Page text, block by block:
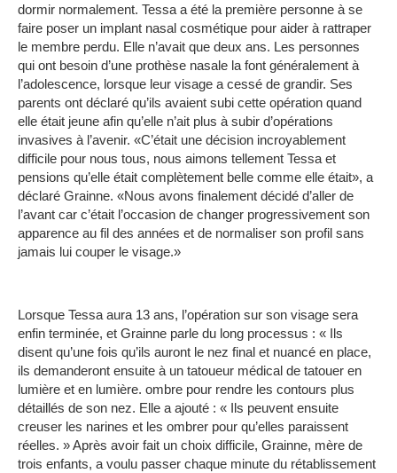
dormir normalement. Tessa a été la première personne à se
faire poser un implant nasal cosmétique pour aider à rattraper
le membre perdu. Elle n’avait que deux ans. Les personnes
qui ont besoin d’une prothèse nasale la font généralement à
l’adolescence, lorsque leur visage a cessé de grandir. Ses
parents ont déclaré qu’ils avaient subi cette opération quand
elle était jeune afin qu’elle n’ait plus à subir d’opérations
invasives à l’avenir. «C’était une décision incroyablement
difficile pour nous tous, nous aimons tellement Tessa et
pensions qu’elle était complètement belle comme elle était», a
déclaré Grainne. «Nous avons finalement décidé d’aller de
l’avant car c’était l’occasion de changer progressivement son
apparence au fil des années et de normaliser son profil sans
jamais lui couper le visage.»
Lorsque Tessa aura 13 ans, l’opération sur son visage sera
enfin terminée, et Grainne parle du long processus : « Ils
disent qu’une fois qu’ils auront le nez final et nuancé en place,
ils demanderont ensuite à un tatoueur médical de tatouer en
lumière et en lumière. ombre pour rendre les contours plus
détaillés de son nez. Elle a ajouté : « Ils peuvent ensuite
creuser les narines et les ombrer pour qu’elles paraissent
réelles. »Après avoir fait un choix difficile, Grainne, mère de
trois enfants, a voulu passer chaque minute du rétablissement